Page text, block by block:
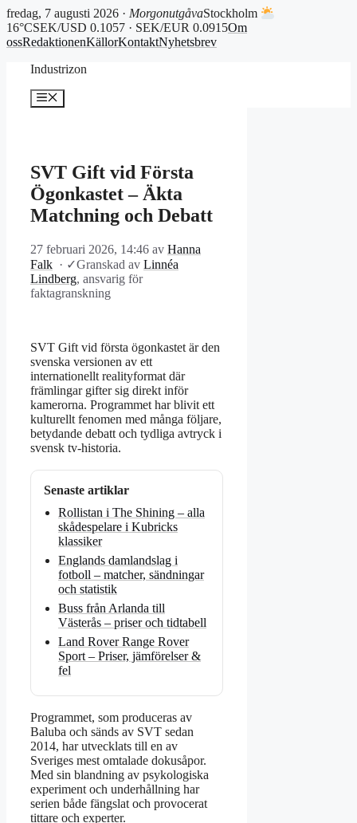
fredag, 7 augusti 2026 · MorgonutgåvaStockholm
16°CSEK/USD 0.1057 · SEK/EUR 0.0915Om
ossRedaktionenKällorKontaktNyhetsbrev
Industrizon
Meny
SVT Gift vid Första
Ögonkastet – Äkta
Matchning och Debatt
27 februari 2026, 14:46 av Hanna
Falk · ✓Granskad av Linnéa
Lindberg, ansvarig för
faktagranskning
SVT Gift vid första ögonkastet är den
svenska versionen av ett
internationellt realityformat där
främlingar gifter sig direkt inför
kamerorna. Programmet har blivit ett
kulturellt fenomen med många följare,
betydande debatt och tydliga avtryck i
svensk tv-historia.
Senaste artiklar
Rollistan i The Shining – alla
skådespelare i Kubricks
klassiker
Englands damlandslag i
fotboll – matcher, sändningar
och statistik
Buss från Arlanda till
Västerås – priser och tidtabell
Land Rover Range Rover
Sport – Priser, jämförelser &
fel
Programmet, som produceras av
Baluba och sänds av SVT sedan
2014, har utvecklats till en av
Sveriges mest omtalade dokusåpor.
Med sin blandning av psykologiska
experiment och underhållning har
serien både fängslat och provocerat
tittare och experter.